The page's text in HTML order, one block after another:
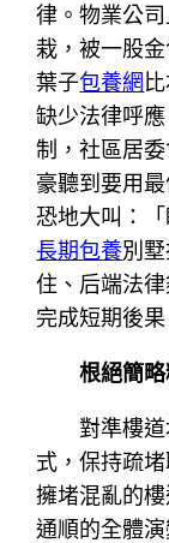
律。物業公
栽，被一股
葉子包養網
缺少法律呼
制，社區居
豪聽到要用
恐地大叫：
長期包養別
住、后端法
完成短期後
根絕簡
對準樓
式，保持疏
擁堵混亂的
通順的全體演